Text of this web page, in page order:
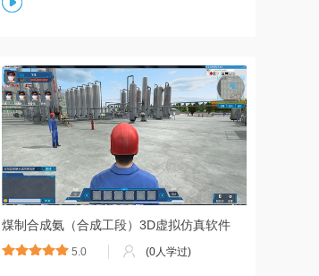
煤制合成氨（合成工段）3D虚拟仿真软件
5.0 (0人学过)